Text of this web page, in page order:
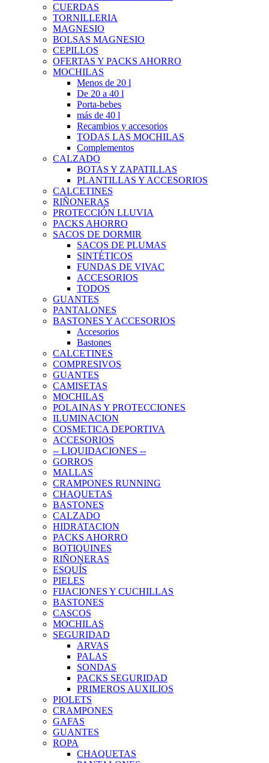
CUERDAS
TORNILLERIA
MAGNESIO
BOLSAS MAGNESIO
CEPILLOS
OFERTAS Y PACKS AHORRO
MOCHILAS
Menos de 20 l
De 20 a 40 l
Porta-bebes
más de 40 l
Recambios y accesorios
TODAS LAS MOCHILAS
Complementos
CALZADO
BOTAS Y ZAPATILLAS
PLANTILLAS Y ACCESORIOS
CALCETINES
RIÑONERAS
PROTECCIÓN LLUVIA
PACKS AHORRO
SACOS DE DORMIR
SACOS DE PLUMAS
SINTÉTICOS
FUNDAS DE VIVAC
ACCESORIOS
TODOS
GUANTES
PANTALONES
BASTONES Y ACCESORIOS
Accesorios
Bastones
CALCETINES
COMPRESIVOS
GUANTES
CAMISETAS
MOCHILAS
POLAINAS Y PROTECCIONES
ILUMINACION
COSMETICA DEPORTIVA
ACCESORIOS
-- LIQUIDACIONES --
GORROS
MALLAS
CRAMPONES RUNNING
CHAQUETAS
BASTONES
CALZADO
HIDRATACION
PACKS AHORRO
BOTIQUINES
RIÑONERAS
ESQUÍS
PIELES
FIJACIONES Y CUCHILLAS
BASTONES
CASCOS
MOCHILAS
SEGURIDAD
ARVAS
PALAS
SONDAS
PACKS SEGURIDAD
PRIMEROS AUXILIOS
PIOLETS
CRAMPONES
GAFAS
GUANTES
ROPA
CHAQUETAS